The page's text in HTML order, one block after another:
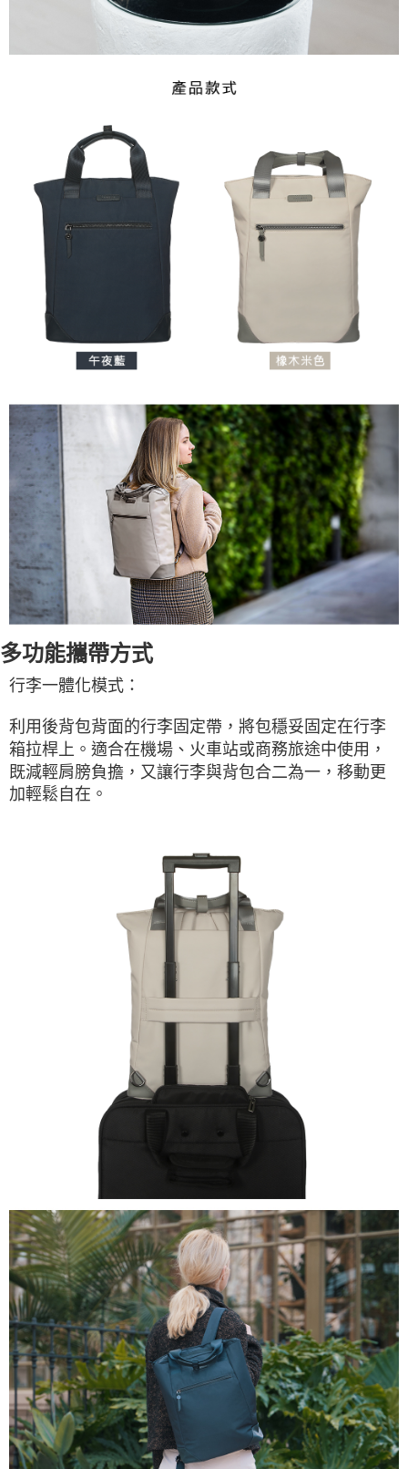
多功能攜帶方式
行李一體化模式：
利用後背包背面的行李固定帶，將包穩妥固定在行李
箱拉桿上。適合在機場、火車站或商務旅途中使用，
既減輕肩膀負擔，又讓行李與背包合二為一，移動更
加輕鬆自在。